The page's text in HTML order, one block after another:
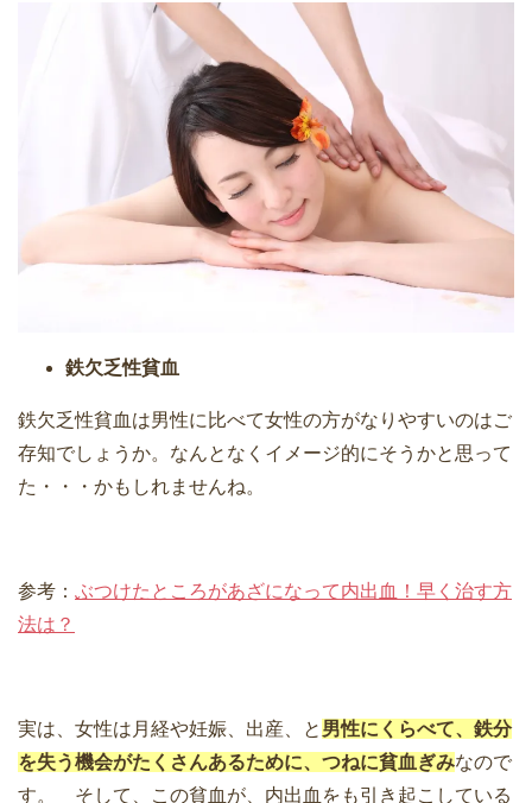
鉄欠乏性貧血
鉄欠乏性貧血は男性に比べて女性の方がなりやすいのはご
存知でしょうか。なんとなくイメージ的にそうかと思って
た・・・かもしれませんね。
参考： ぶつけたところがあざになって内出血！早く治す方
法は？
実は、女性は月経や妊娠、出産、と 男性にくらべて、鉄分
を失う機会がたくさんあるために、つねに貧血ぎみなので
す。 そして、この貧血が、内出血をも引き起こしている